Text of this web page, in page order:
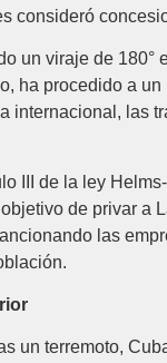
consideró
un viraje de
ha procedido a
las
III de la ley
de privar a
las
un terremoto,